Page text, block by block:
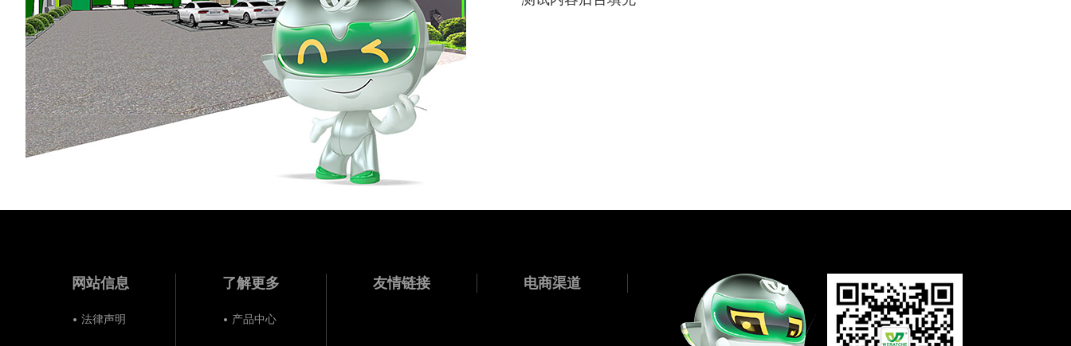
网站信息
法律声明
了解更多
产品中心
友情链接 电商渠道